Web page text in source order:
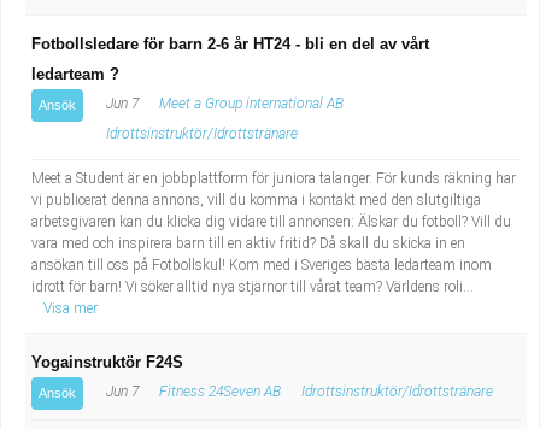
Fotbollsledare för barn 2-6 år HT24 - bli en del av vårt
ledarteam ?
Ansök Jun 7
Meet a Group international AB
Idrottsinstruktör/Idrottstränare
Meet a Student är en jobbplattform för juniora talanger. För kunds räkning har
vi publicerat denna annons, vill du komma i kontakt med den slutgiltiga
arbetsgivaren kan du klicka dig vidare till annonsen: Älskar du fotboll? Vill du
vara med och inspirera barn till en aktiv fritid? Då skall du skicka in en
ansökan till oss på Fotbollskul! Kom med i Sveriges bästa ledarteam inom
idrott för barn! Vi söker alltid nya stjärnor till vårat team? Världens roli...
Visa mer
Yogainstruktör F24S
Ansök Jun 7 Fitness 24Seven AB Idrottsinstruktör/Idrottstränare